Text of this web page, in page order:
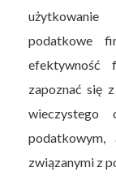
podatkowe
efektywność
zapoznać się
wieczystego
podatkowym,
związanymi z